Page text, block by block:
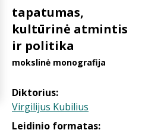
tapatumas,
kultūrinė atmintis
ir politika
mokslinė monografija
Diktorius:
Virgilijus Kubilius
Leidinio formatas: